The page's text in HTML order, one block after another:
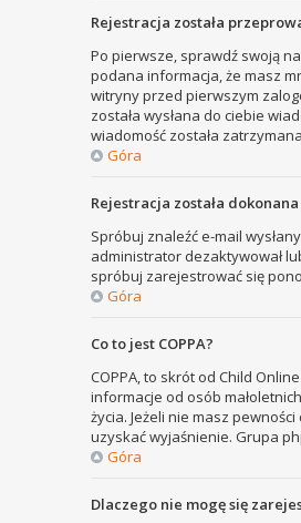
Rejestracja została
Po pierwsze, sprawdź swoją
podana informacja, że masz
witryny przed pierwszym
została wysłana do ciebie
wiadomość została
Góra
Rejestracja została
Spróbuj znaleźć e-mail
administrator dezaktywował
spróbuj zarejestrować się
Góra
Co to jest COPPA?
COPPA, to skrót od Child
informacje od osób
życia. Jeżeli nie masz
uzyskać wyjaśnienie. Grupa
Góra
Dlaczego nie mogę się